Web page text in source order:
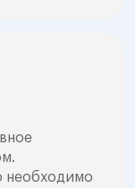
необходимо